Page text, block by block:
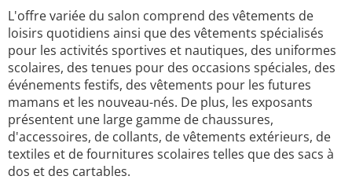
L'offre variée du salon comprend des vêtements de
loisirs quotidiens ainsi que des vêtements spécialisés
pour les activités sportives et nautiques, des uniformes
scolaires, des tenues pour des occasions spéciales, des
événements festifs, des vêtements pour les futures
mamans et les nouveau-nés. De plus, les exposants
présentent une large gamme de chaussures,
d'accessoires, de collants, de vêtements extérieurs, de
textiles et de fournitures scolaires telles que des sacs à
dos et des cartables.